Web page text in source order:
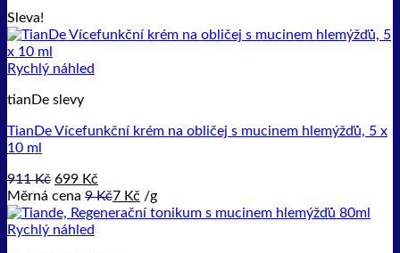
Sleva!
Rychlý náhled
tianDe slevy
TianDe Vícefunkční krém na obličej s mucinem hlemýžďů, 5 x
10 ml
911Kč Původní
cena
byla:
911 Kč.
699 Kč
cena
je:
Měrná cena 9Kč7 Kč /g
Rychlý náhled